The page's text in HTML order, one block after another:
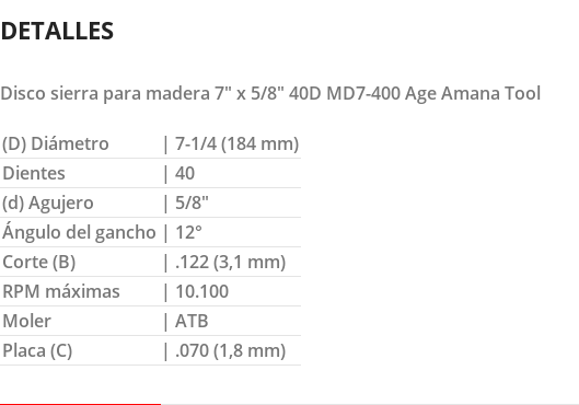
DETALLES
Disco sierra para madera 7″ x 5/8″ 40D MD7-400 Age Amana Tool
(D) Diámetro
| 7-1/4 (184 mm)
Dientes
| 40
(d) Agujero
| 5/8″
Ángulo del gancho | 12°
Corte (B)
| .122 (3,1 mm)
RPM máximas
| 10.100
Moler
| ATB
Placa (C)
| .070 (1,8 mm)